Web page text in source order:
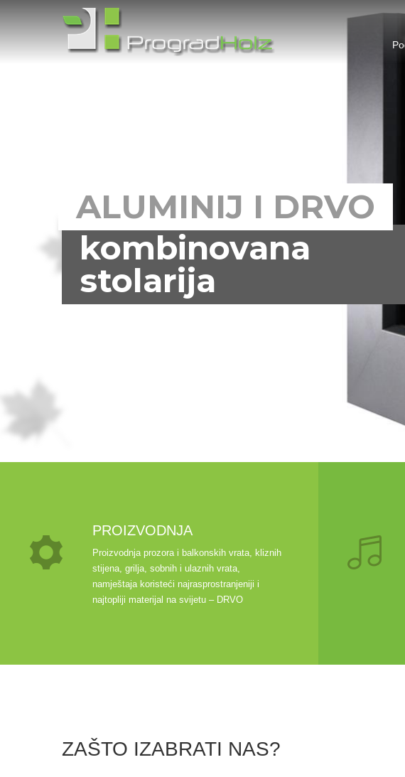
kombinovana
stolarija
ALUMINIJ I DRVO
PROIZVODNJA
Proizvodnja prozora i balkonskih vrata, kliznih
stijena, grilja, sobnih i ulaznih vrata,
namještaja koristeći najrasprostranjeniji i
najtopliji materijal na svijetu – DRVO
ZAŠTO IZABRATI NAS?